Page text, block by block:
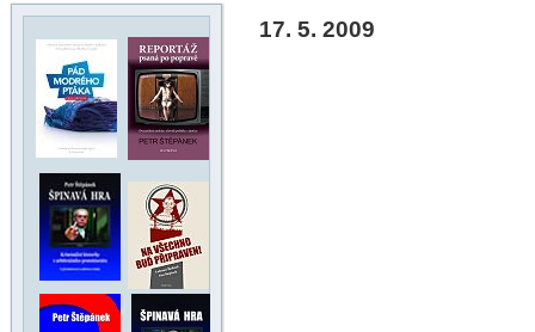
17. 5. 2009